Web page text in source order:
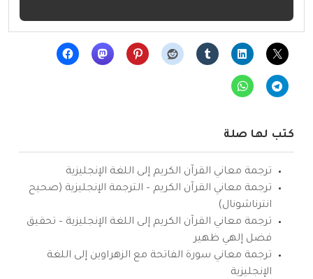
كتب لها صلة
ترجمة معاني القرآن الكريم إلى اللغة الإنجليزية
ترجمة معاني القرآن الكريم – الترجمة الإنجليزية (صحيح
انترناشونال)
ترجمة معاني القرآن الكريم إلى اللغة الإنجليزية – تحقيق
فضل إلهي ظهير
ترجمة معاني سورة الفاتحة مع الزهراوين إلى اللغة
الإنجليزية